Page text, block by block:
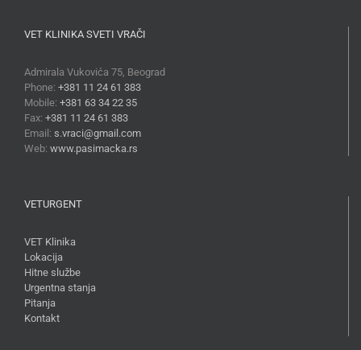
VET KLINIKA SVETI VRAČI
Admirala Vukovića 75, Beograd
Phone: +381 11 24 61 383
Mobile: +381 63 34 22 35
Fax: +381 11 24 61 383
Email: s.vraci@gmail.com
Web: www.pasimacka.rs
VETURGENT
VET Klinika
Lokacija
Hitne službe
Urgentna stanja
Pitanja
Kontakt